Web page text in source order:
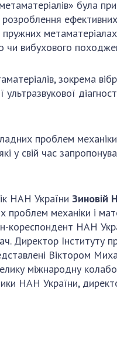
була
чи вибухового
зокрема
ультразвукової
проблем
у свій час
НАН України Зиновій
проблем механіки і
кореспондент НАН
Директор Інституту
Віктором
міжнародну
НАН України,